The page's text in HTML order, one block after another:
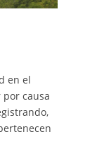
en el
causa